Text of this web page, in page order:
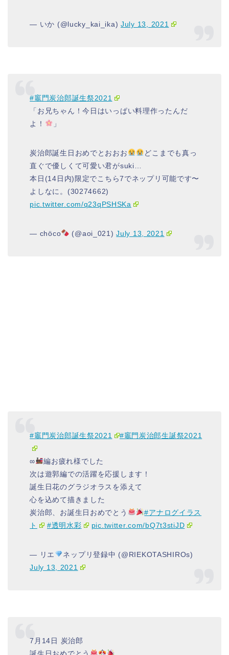
— いか (@lucky_kai_ika)July 13, 2021
#竈門炭治郎誕生祭2021
「お兄ちゃん！今日はいっぱい料理作ったんだ
よ！
」
炭治郎誕生日おめでとおおお
どこまでも真っ
直ぐで優しくて可愛い君がsuki…
本日(14日内)限定でこちら7でネップリ可能です〜
よしなに。(30274662)
pic.twitter.com/q23qPSHSKa
— chöco (@aoi_021)July 13, 2021
#竈門炭治郎誕生祭2021 #竈門炭治郎生誕祭2021
∞
編お疲れ様でした
次は遊郭編での活躍を応援します！
誕生日花のグラジオラスを添えて
心を込めて描きました
炭治郎、お誕生日おめでとう
#アナログイラス
ト
#透明水彩 pic.twitter.com/bQ7t3stiJD
— リエ
ネップリ登録中 (@RIEKOTASHIROs)
July 13, 2021
7月14日 炭治郎